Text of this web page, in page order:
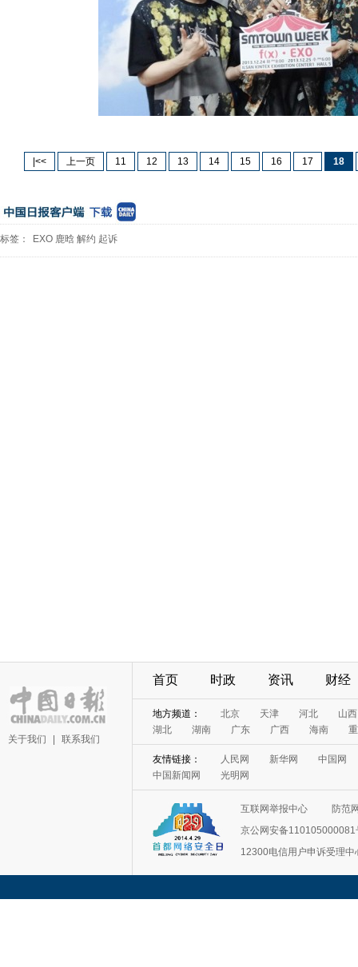
|<< 上一页 11 12 13 14 15 16 17 18
标签： EXO 鹿晗 解约 起诉
关于我们 联系我们
首页 时政 资讯 财经
地方频道： 北京 天津 河北
山西
湖北
湖南 广东 广西 海南
友情链接： 人民网 新华网
中国网
中国新闻网
光明网
互联网举报中心
防范
京公网安备110105000081
12300电信用户申诉受理中